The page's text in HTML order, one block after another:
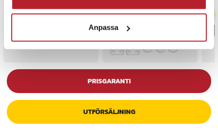
Anpassa
PRISGARANTI
UTFÖRSÄLJNING